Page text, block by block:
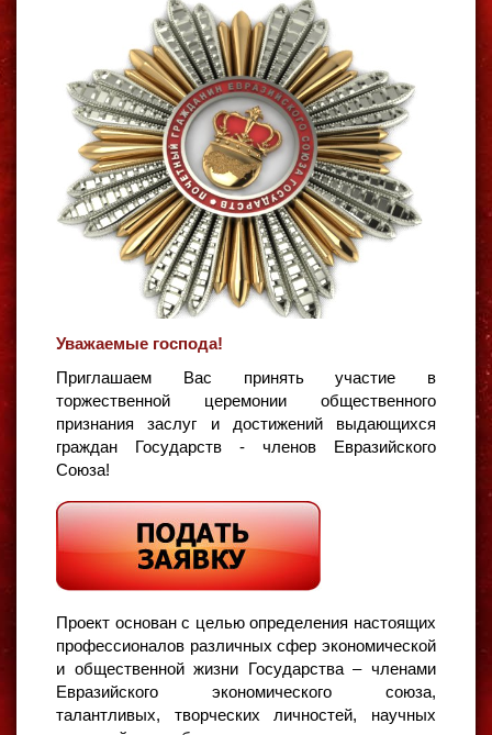
Уважаемые господа!
Приглашаем Вас принять участие в
торжественной церемонии общественного
признания заслуг и достижений выдающихся
граждан Государств - членов Евразийского
Союза!
Проект основан с целью определения настоящих
профессионалов различных сфер экономической
и общественной жизни Государства – членами
Евразийского экономического союза,
талантливых, творческих личностей, научных